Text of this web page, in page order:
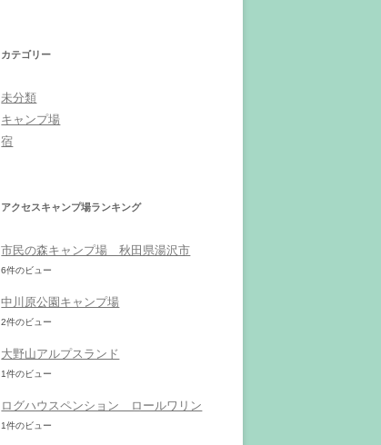
カテゴリー
未分類
キャンプ場
宿
アクセスキャンプ場ランキング
市民の森キャンプ場 秋田県湯沢市
6件のビュー
中川原公園キャンプ場
2件のビュー
大野山アルプスランド
1件のビュー
ログハウスペンション ロールワリン
1件のビュー